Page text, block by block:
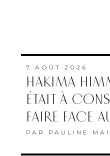
7 AOÛT 2026
HAKIMA
ÉTAIT À
FAIRE FACE
PAR PAULINE